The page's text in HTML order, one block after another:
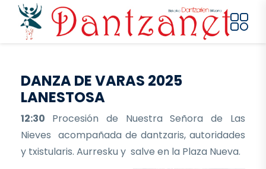
Pasar al contenido principal
DANZA DE VARAS 2025
LANESTOSA
12:30 Procesión de Nuestra Señora de Las
Nieves acompañada de dantzaris, autoridades
y txistularis. Aurresku y salve en la Plaza Nueva.